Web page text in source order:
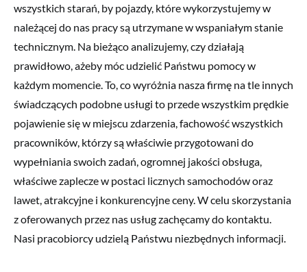
wszystkich starań, by pojazdy, które wykorzystujemy w
należącej do nas pracy są utrzymane w wspaniałym stanie
technicznym. Na bieżąco analizujemy, czy działają
prawidłowo, ażeby móc udzielić Państwu pomocy w
każdym momencie. To, co wyróżnia nasza firmę na tle innych
świadczących podobne usługi to przede wszystkim prędkie
pojawienie się w miejscu zdarzenia, fachowość wszystkich
pracowników, którzy są właściwie przygotowani do
wypełniania swoich zadań, ogromnej jakości obsługa,
właściwe zaplecze w postaci licznych samochodów oraz
lawet, atrakcyjne i konkurencyjne ceny. W celu skorzystania
z oferowanych przez nas usług zachęcamy do kontaktu.
Nasi pracobiorcy udzielą Państwu niezbędnych informacji.